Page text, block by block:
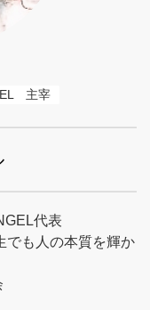
　主宰
代表
でも人の本質を輝か